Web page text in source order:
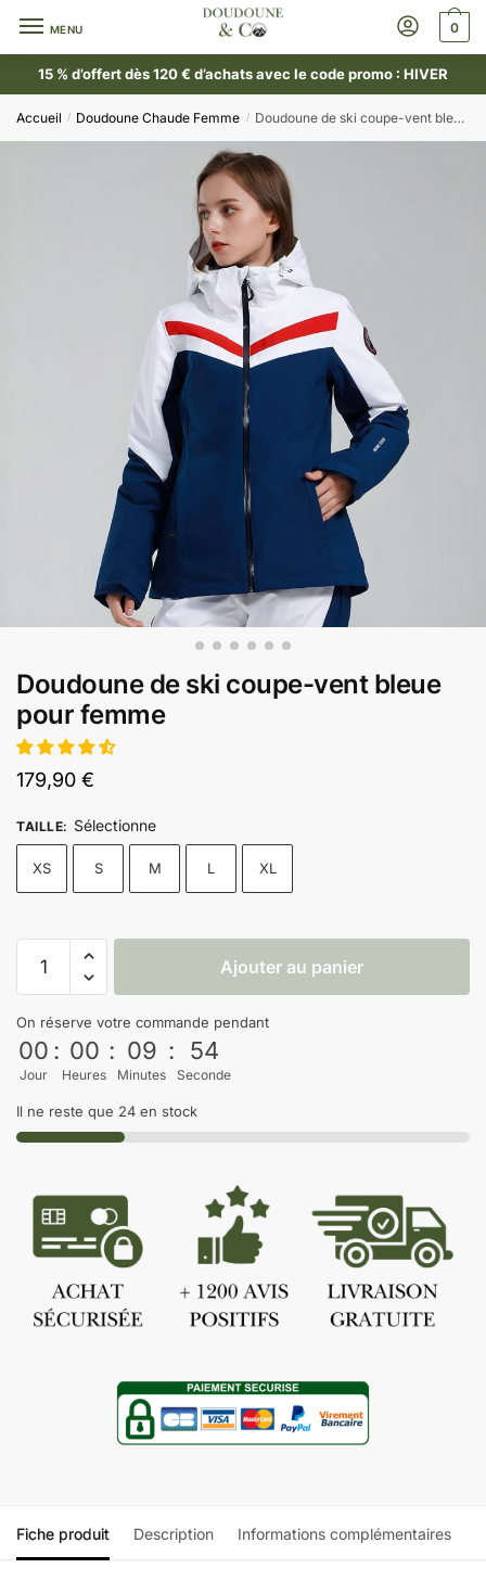
MENU 0
15 % d’offert dès 120 € d’achats avec le code promo : HIVER
Accueil / Doudoune Chaude Femme / Doudoune de ski coupe-vent bleue pour femme
Doudoune de ski coupe-vent bleue
pour femme
179,90 €
TAILLE: Sélectionne
XS S M L XL
Ajouter au panier
On réserve votre commande pendant
00
Jour
: 00
Heures
: 09
Minutes
: 54
Seconde
Il ne reste que 24 en stock
Fiche produit Description Informations complémentaires